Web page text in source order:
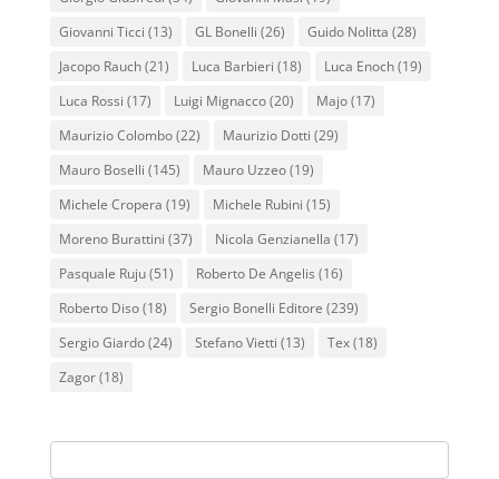
Giovanni Ticci (13) GL Bonelli (26) Guido Nolitta (28)
Jacopo Rauch(21) Luca Barbieri (18) Luca Enoch(19)
Luca Rossi (17) Luigi Mignacco(20) Majo(17)
Maurizio Colombo(22) Maurizio Dotti (29)
Mauro Boselli (145) Mauro Uzzeo(19)
Michele Cropera (19) Michele Rubini (15)
Moreno Burattini (37) Nicola Genzianella (17)
Pasquale Ruju(51) Roberto De Angelis (16)
Roberto Diso(18) Sergio Bonelli Editore (239)
Sergio Giardo(24) Stefano Vietti (13) Tex(18)
Zagor(18)